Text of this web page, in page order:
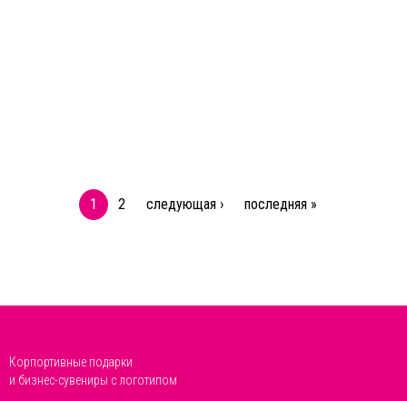
1 2 следующая › последняя »
Корпортивные подарки
и бизнес-сувениры с логотипом